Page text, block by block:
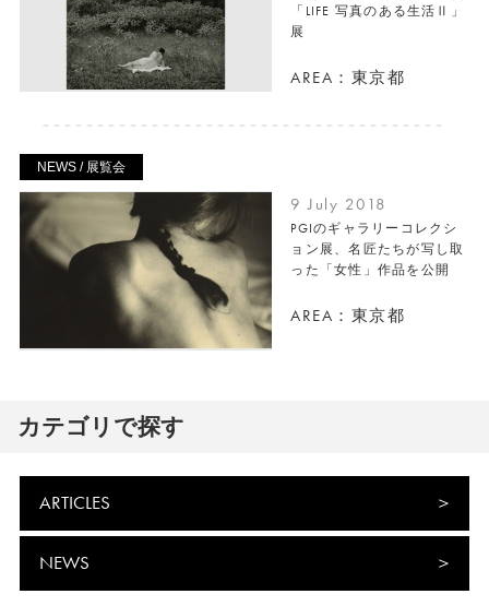
「LIFE 写真のある生活Ⅱ」
展
AREA：東京都
NEWS / 展覧会
9 July 2018
PGIのギャラリーコレクシ
ョン展、名匠たちが写し取
った「女性」作品を公開
AREA：東京都
カテゴリで探す
ARTICLES
NEWS